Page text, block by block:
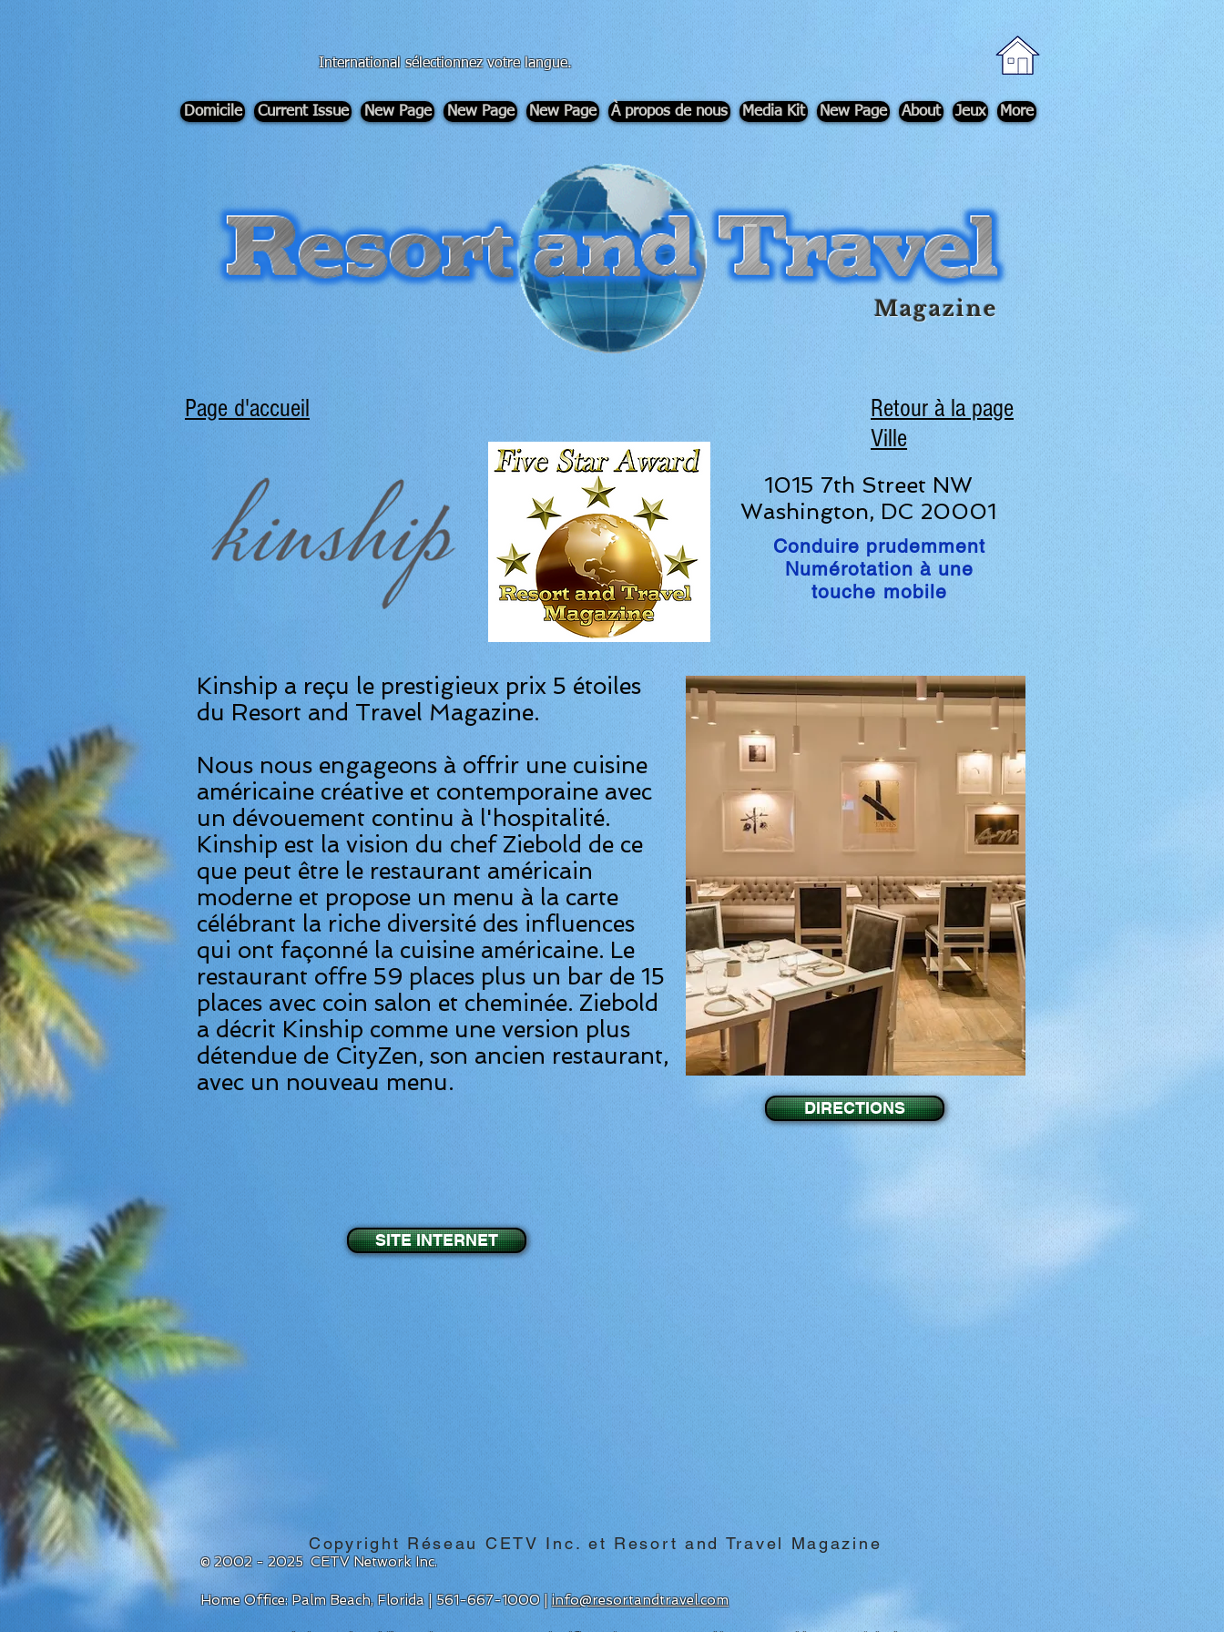
International sélectionnez votre langue.
Domicile Current Issue New Page New Page New Page À propos de nous Media Kit New Page About Jeux More
-
Magazine
1015 7th Street NW
Washington, DC 20001
Page d'accueil
Retour à la page
Ville
Conduire prudemment
Numérotation à une
touche mobile
Kinship a reçu le prestigieux prix 5 étoiles
du Resort and Travel Magazine.
Nous nous engageons à offrir une cuisine
américaine créative et contemporaine avec
un dévouement continu à l'hospitalité.
Kinship est la vision du chef Ziebold de ce
que peut être le restaurant américain
moderne et propose un menu à la carte
célébrant la riche diversité des influences
qui ont façonné la cuisine américaine. Le
restaurant offre 59 places plus un bar de 15
places avec coin salon et cheminée. Ziebold
a décrit Kinship comme une version plus
détendue de CityZen, son ancien restaurant,
avec un nouveau menu.
SITE INTERNET
DIRECTIONS
Copyright Réseau CETV Inc. et Resort and Travel Magazine
© 2002 - 2025 CETV Network Inc.
Home Office: Palm Beach, Florida | 561-667-1000 |info@resortandtravel.com